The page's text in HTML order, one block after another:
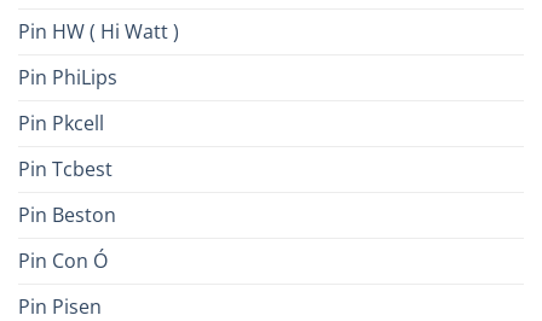
Pin HW ( Hi Watt )
Pin PhiLips
Pin Pkcell
Pin Tcbest
Pin Beston
Pin Con Ó
Pin Pisen